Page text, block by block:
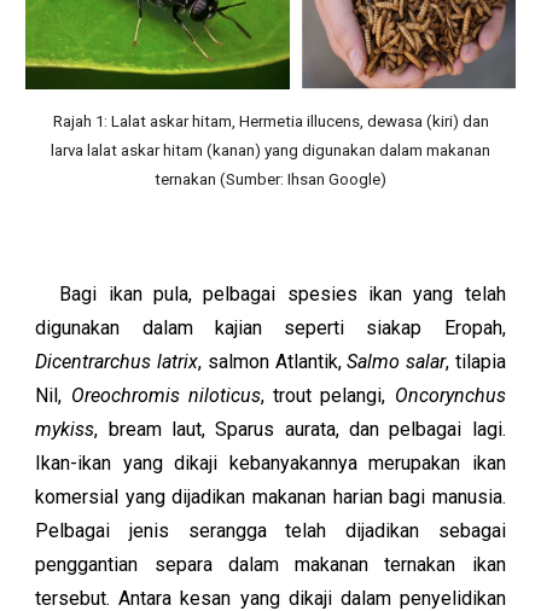
Rajah 1: Lalat askar hitam, Hermetia illucens, dewasa (kiri) dan
larva lalat askar hitam (kanan) yang digunakan dalam makanan
ternakan (Sumber: Ihsan Google)
Bagi ikan pula, pelbagai spesies ikan yang telah
digunakan dalam kajian seperti siakap Eropah,
Dicentrarchus latrix, salmon Atlantik,Salmo salar, tilapia
Nil, Oreochromis niloticus, trout pelangi, Oncorynchus
mykiss, bream laut, Sparus aurata, dan pelbagai lagi.
Ikan-ikan yang dikaji kebanyakannya merupakan ikan
komersial yang dijadikan makanan harian bagi manusia.
Pelbagai jenis serangga telah dijadikan sebagai
penggantian separa dalam makanan ternakan ikan
tersebut. Antara kesan yang dikaji dalam penyelidikan